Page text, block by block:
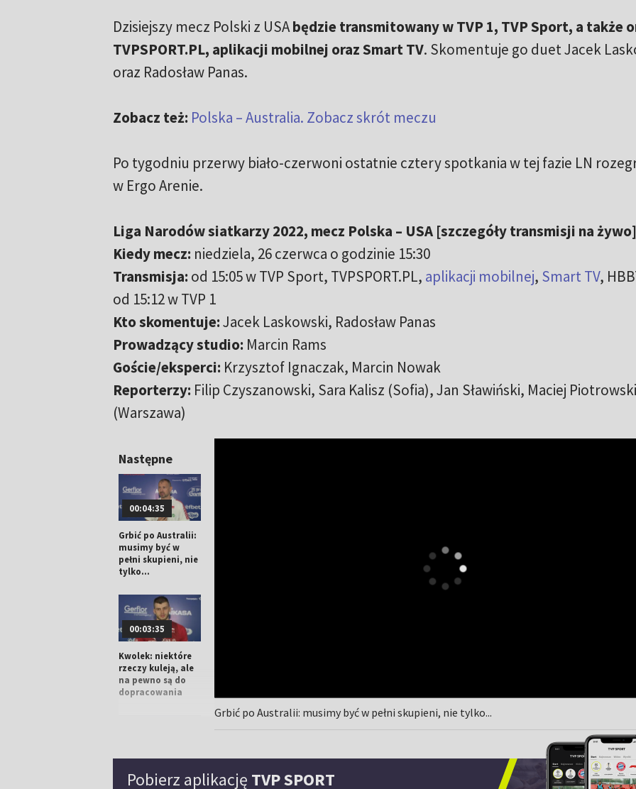
Dzisiejszy mecz Polski z USAbędzie transmitowany w TVP 1, TVP Sport, a także
TVPSPORT.PL, aplikacji mobilnej oraz Smart TV. Skomentuje go duet Jacek
oraz Radosław Panas.
Zobacz też: Polska – Australia. Zobacz skrót meczu
Po tygodniu przerwy biało-czerwoni ostatnie cztery spotkania w tej fazie LN
w Ergo Arenie.
Liga Narodów siatkarzy 2022, mecz Polska – USA [szczegóły transmisji na żywo]
Kiedy mecz: niedziela, 26 czerwca o godzinie 15:30
Transmisja: od 15:05 w TVP Sport, TVPSPORT.PL, aplikacji mobilnej, Smart TV,
od 15:12 w TVP 1
Kto skomentuje:Jacek Laskowski, Radosław Panas
Prowadzący studio: Marcin Rams
Goście/eksperci: Krzysztof Ignaczak, Marcin Nowak
Reporterzy: Filip Czyszanowski, Sara Kalisz (Sofia), Jan Sławiński, Maciej Piotrowski
(Warszawa)
Następne
00:04:35
Grbić po Australii:
musimy być w
pełni skupieni, nie
tylko...
00:03:35
Kwolek: niektóre
rzeczy kuleją, ale
na pewno są do
dopracowania
Kurek: mieliśmy
Grbić po Australii: musimy być w pełni skupieni, nie tylko...
Pobierz aplikację TVP SPORT